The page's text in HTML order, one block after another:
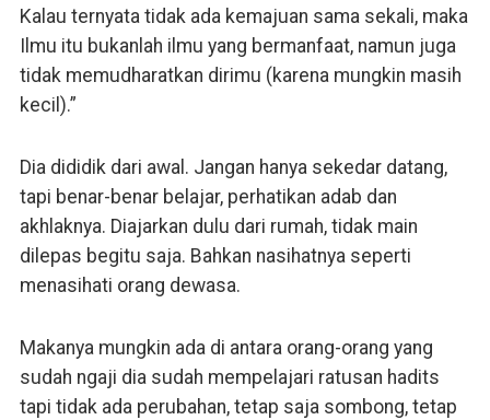
Kalau ternyata tidak ada kemajuan sama sekali, maka
Ilmu itu bukanlah ilmu yang bermanfaat, namun juga
tidak memudharatkan dirimu (karena mungkin masih
kecil).”
Dia dididik dari awal. Jangan hanya sekedar datang,
tapi benar-benar belajar, perhatikan adab dan
akhlaknya. Diajarkan dulu dari rumah, tidak main
dilepas begitu saja. Bahkan nasihatnya seperti
menasihati orang dewasa.
Makanya mungkin ada di antara orang-orang yang
sudah ngaji dia sudah mempelajari ratusan hadits
tapi tidak ada perubahan, tetap saja sombong, tetap